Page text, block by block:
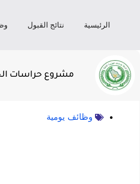
الرئيسية نتائج القبول
مشروع حراسات
وظائف يومية